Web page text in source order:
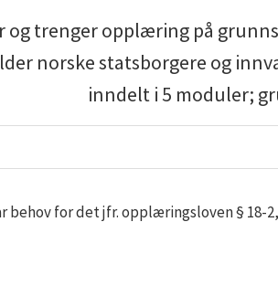
og trenger opplæring på
norske statsborgere og
inndelt i 5 moduler;
behov for det jfr. opplæringsloven §